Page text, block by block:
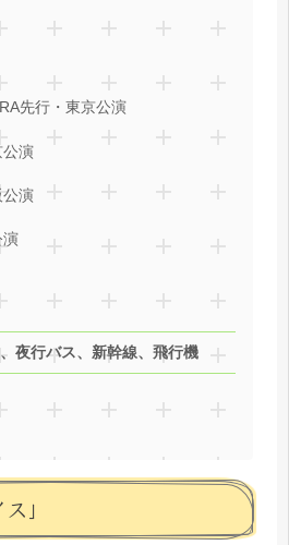
先行・東京公演
公演
公演
演
夜行バス、新幹線、飛行機
」